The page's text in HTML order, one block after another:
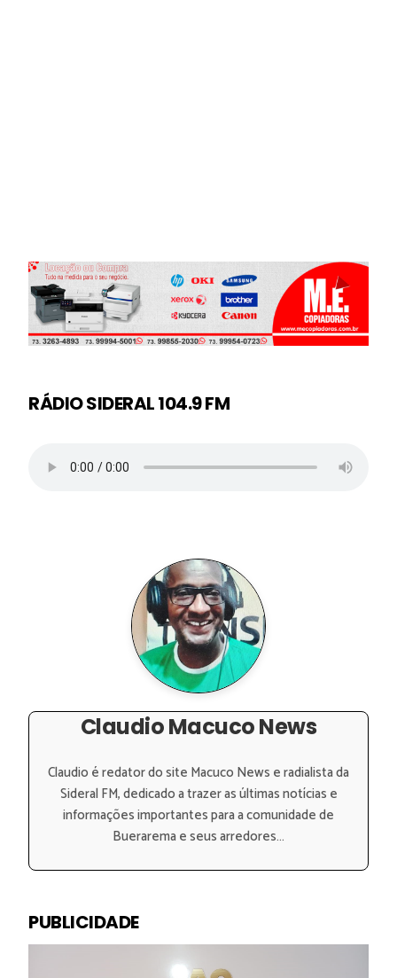
RÁDIO SIDERAL 104.9 FM
Claudio Macuco News
Claudio é redator do site Macuco News e radialista da
Sideral FM, dedicado a trazer as últimas notícias e
informações importantes para a comunidade de
Buerarema e seus arredores...
PUBLICIDADE